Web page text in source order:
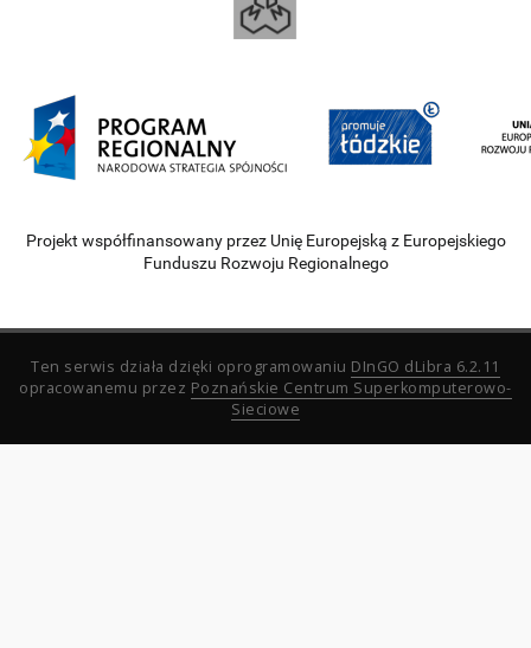
Projekt współfinansowany przez Unię Europejską z Europejskiego
Funduszu Rozwoju Regionalnego
Ten serwis działa dzięki oprogramowaniu DInGO dLibra 6.2.11
opracowanemu przez Poznańskie Centrum Superkomputerowo-
Sieciowe